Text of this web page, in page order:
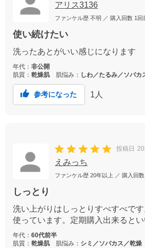
アリス3136
ファンケル歴 不明 ／ 購入回数 1回
使い続けたい
洗ったあとがいい感じになります
年代： 非公開
肌質： 乾燥肌 肌悩み： しわ／たるみ／ソバカ
参考になった 1 人
投稿日
えみっち
ファンケル歴 20年以上 ／ 購入回数
しっとり
洗い上がりはしっとりすべすべで
使っています。定期購入出来るとい
年代： 60代前半
肌質： 乾燥肌 肌悩み： シミ／ソバカス／乾燥